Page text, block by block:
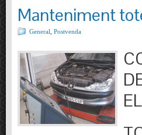
Manteniment
General Postvenda